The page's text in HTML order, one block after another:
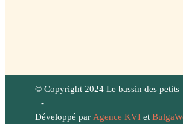
© Copyright 2024 Le bassin des petits
-
Développé par Agence KVIet